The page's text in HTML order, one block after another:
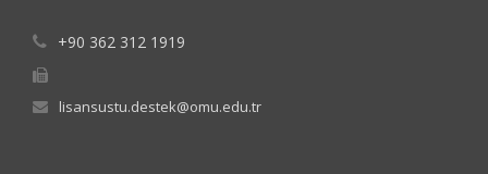
+90 362 312 1919
lisansustu.destek@omu.edu.tr